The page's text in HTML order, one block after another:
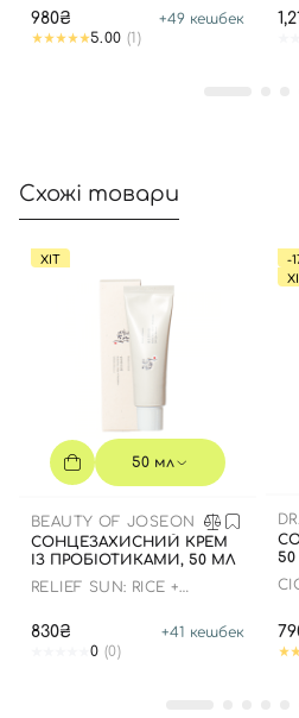
980₴ +49 кешбек
5.00 (1)
Схожі товари
ХІТ
50 мл
BEAUTY OF JOSEON
СОНЦЕЗАХИСНИЙ КРЕМ
ІЗ ПРОБІОТИКАМИ, 50 МЛ
RELIEF SUN: RICE +
830₴ +41 кешбек
0 (0)
-
Вхід
Номер телефону
Відправляючи форму для
приймаєте умови
Увійти за